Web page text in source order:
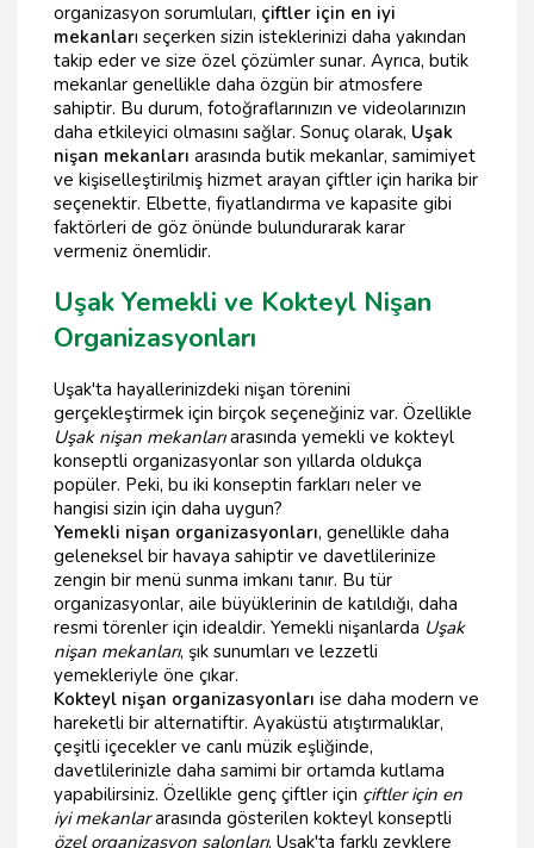
organizasyon sorumluları, çiftler için en iyi
mekanları seçerken sizin isteklerinizi daha yakından
takip eder ve size özel çözümler sunar. Ayrıca, butik
mekanlar genellikle daha özgün bir atmosfere
sahiptir. Bu durum, fotoğraflarınızın ve videolarınızın
daha etkileyici olmasını sağlar. Sonuç olarak, Uşak
nişan mekanları arasında butik mekanlar, samimiyet
ve kişiselleştirilmiş hizmet arayan çiftler için harika bir
seçenektir. Elbette, fiyatlandırma ve kapasite gibi
faktörleri de göz önünde bulundurarak karar
vermeniz önemlidir.
Uşak Yemekli ve Kokteyl Nişan
Organizasyonları
Uşak'ta hayallerinizdeki nişan törenini
gerçekleştirmek için birçok seçeneğiniz var. Özellikle
Uşak nişan mekanlarıarasında yemekli ve kokteyl
konseptli organizasyonlar son yıllarda oldukça
popüler. Peki, bu iki konseptin farkları neler ve
hangisi sizin için daha uygun?
Yemekli nişan organizasyonları, genellikle daha
geleneksel bir havaya sahiptir ve davetlilerinize
zengin bir menü sunma imkanı tanır. Bu tür
organizasyonlar, aile büyüklerinin de katıldığı, daha
resmi törenler için idealdir. Yemekli nişanlarda Uşak
nişan mekanları, şık sunumları ve lezzetli
yemekleriyle öne çıkar.
Kokteyl nişan organizasyonları ise daha modern ve
hareketli bir alternatiftir. Ayaküstü atıştırmalıklar,
çeşitli içecekler ve canlı müzik eşliğinde,
davetlilerinizle daha samimi bir ortamda kutlama
yapabilirsiniz. Özellikle genç çiftler için çiftler için en
iyi mekanlararasında gösterilen kokteyl konseptli
özel organizasyon salonları, Uşak'ta farklı zevklere